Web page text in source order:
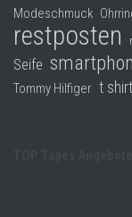
Modeschmuck
restposten
Seife
Tommy Hilfiger t shirt